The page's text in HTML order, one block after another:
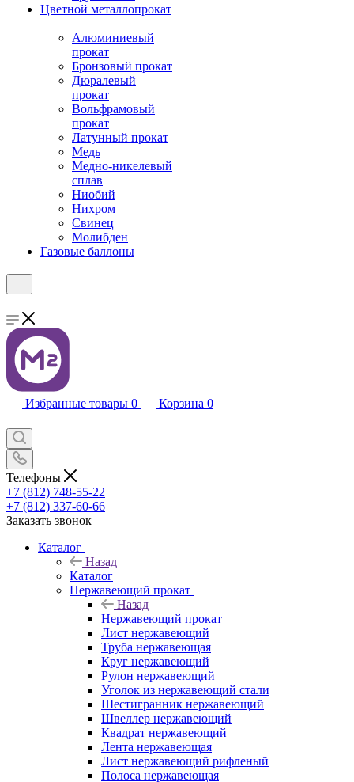
Цветной металлопрокат
Алюминиевый
прокат
Бронзовый прокат
Дюралевый
прокат
Вольфрамовый
прокат
Латунный прокат
Медь
Медно-никелевый
сплав
Ниобий
Нихром
Свинец
Молибден
Газовые баллоны
Избранные товары 0 Корзина 0
Телефоны
+7 (812) 748-55-22
+7 (812) 337-60-66
Заказать звонок
Каталог
Назад
Каталог
Нержавеющий прокат
Назад
Нержавеющий прокат
Лист нержавеющий
Труба нержавеющая
Круг нержавеющий
Рулон нержавеющий
Уголок из нержавеющий стали
Шестигранник нержавеющий
Швеллер нержавеющий
Квадрат нержавеющий
Лента нержавеющая
Лист нержавеющий рифленый
Полоса нержавеющая